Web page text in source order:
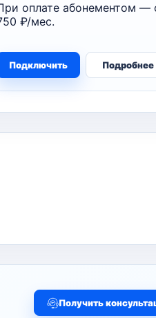
оплате абонементом —
₽/мес.
Подключить Подробнее
Получить